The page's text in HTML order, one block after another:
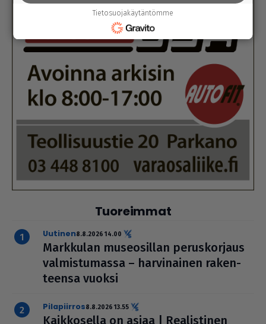
Tuoreimmat
uutinen8.8.2026 14.00
Markkulan muse­o­sil­lan perus­kor­jaus
val­mis­tu­massa – har­vi­nai­nen raken­
teensa vuoksi
pilapiirros8.8.2026 13.55
Kaik­ko­sella on asiaa | Rea­lis­ti­nen
Tietosuojakäytäntömme